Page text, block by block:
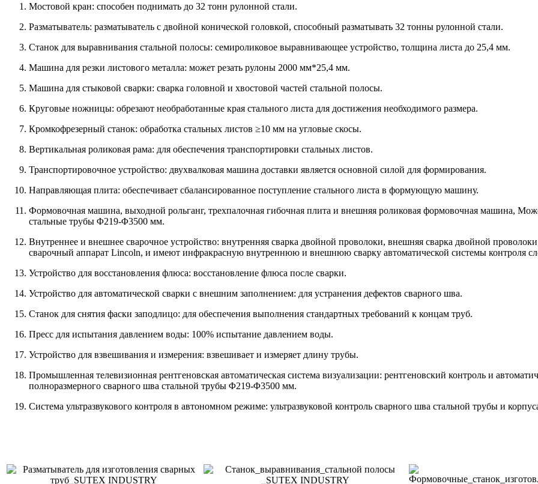
Мостовой кран: способен поднимать до 32 тонн рулонной стали.
Разматыватель: разматыватель с двойной конической головкой, способный разматывать 32 тонны рулонной стали.
Станок для выравнивания стальной полосы: семироликовое выравнивающее устройство, толщина листа до 25,4 мм.
Машина для резки листового металла: может резать рулоны 2000 мм*25,4 мм.
Машина для стыковой сварки: сварка головной и хвостовой частей стальной полосы.
Круговые ножницы: обрезают необработанные края стального листа для достижения необходимого размера.
Кромкофрезерный станок: обработка стальных листов ≥10 мм на угловые скосы.
Вертикальная роликовая рама: для обеспечения транспортировки стальных листов.
Транспортировочное устройство: двухвалковая машина доставки является основной силой для формирования.
Направляющая плита: обеспечивает сбалансированное поступление стального листа в формующую машину.
Формовочная машина, выходной рольганг, трехпалочная гибочная плита и внешняя роликовая формовочная машина,
стальные трубы Φ219-Φ3500 мм.
Внутреннее и внешнее сварочное устройство: внутренняя сварка двойной проволоки, внешняя сварка двойной
сварочный аппарат Lincoln, и имеют инфракрасную внутреннюю и внешнюю сварку автоматической системы контроля
Устройство для восстановления флюса: восстановление флюса после сварки.
Устройство для автоматической сварки с внешним заполнением: для устранения дефектов сварного шва.
Станок для снятия фаски заподлицо: для обеспечения выполнения стандартных требований к концам труб.
Пресс для испытания давлением воды: 100% испытание давлением воды.
Устройство для взвешивания и измерения: взвешивает и измеряет длину трубы.
Промышленная телевизионная рентгеновская автоматическая система визуализации: рентгеновский контроль и
полноразмерного сварного шва стальной трубы Φ219-Φ3500 мм.
Система ультразвукового контроля в автономном режиме: ультразвуковой контроль сварного шва стальной трубы и